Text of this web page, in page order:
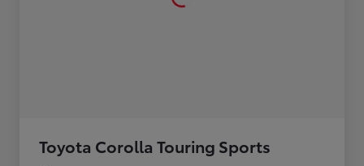
Toyota Corolla Touring Sports